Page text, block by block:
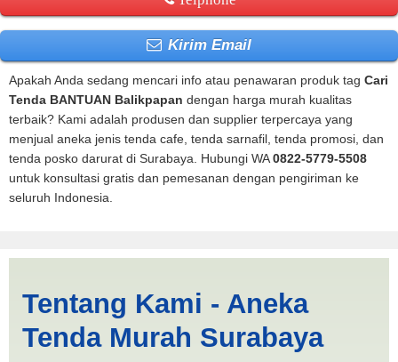
Kirim Email
Apakah Anda sedang mencari info atau penawaran produk tag Cari
Tenda BANTUAN Balikpapan dengan harga murah kualitas
terbaik? Kami adalah produsen dan supplier terpercaya yang
menjual aneka jenis tenda cafe, tenda sarnafil, tenda promosi, dan
tenda posko darurat di Surabaya. Hubungi WA0822-5779-5508
untuk konsultasi gratis dan pemesanan dengan pengiriman ke
seluruh Indonesia.
Balikpapan | PRODUKSI
ANEKA TENDA MURAH
Tentang Kami - Aneka
Tenda Murah Surabaya